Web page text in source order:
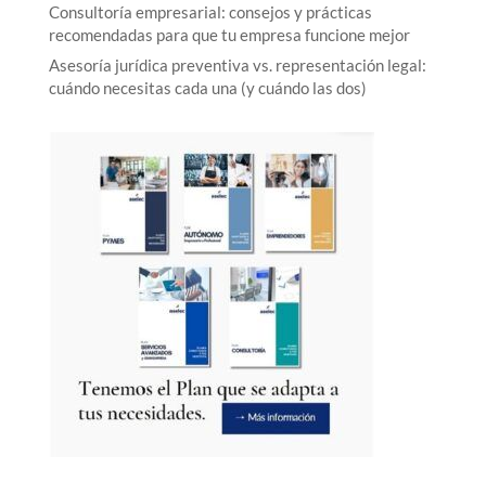
Consultoría empresarial: consejos y prácticas
recomendadas para que tu empresa funcione mejor
Asesoría jurídica preventiva vs. representación legal:
cuándo necesitas cada una (y cuándo las dos)